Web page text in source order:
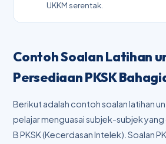
UKKM serentak.
Contoh Soalan Latihan
Persediaan PKSK
Berikut adalah contoh soalan latihan
pelajar menguasai subjek-subjek yang
B PKSK (Kecerdasan Intelek). Soalan